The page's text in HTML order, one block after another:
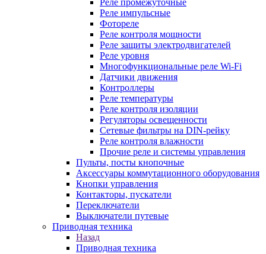
Реле промежуточные
Реле импульсные
Фотореле
Реле контроля мощности
Реле защиты электродвигателей
Реле уровня
Многофункциональные реле Wi-Fi
Датчики движения
Контроллеры
Реле температуры
Реле контроля изоляции
Регуляторы освещенности
Сетевые фильтры на DIN-рейку
Реле контроля влажности
Прочие реле и системы управления
Пульты, посты кнопочные
Аксессуары коммутационного оборудования
Кнопки управления
Контакторы, пускатели
Переключатели
Выключатели путевые
Приводная техника
Назад
Приводная техника